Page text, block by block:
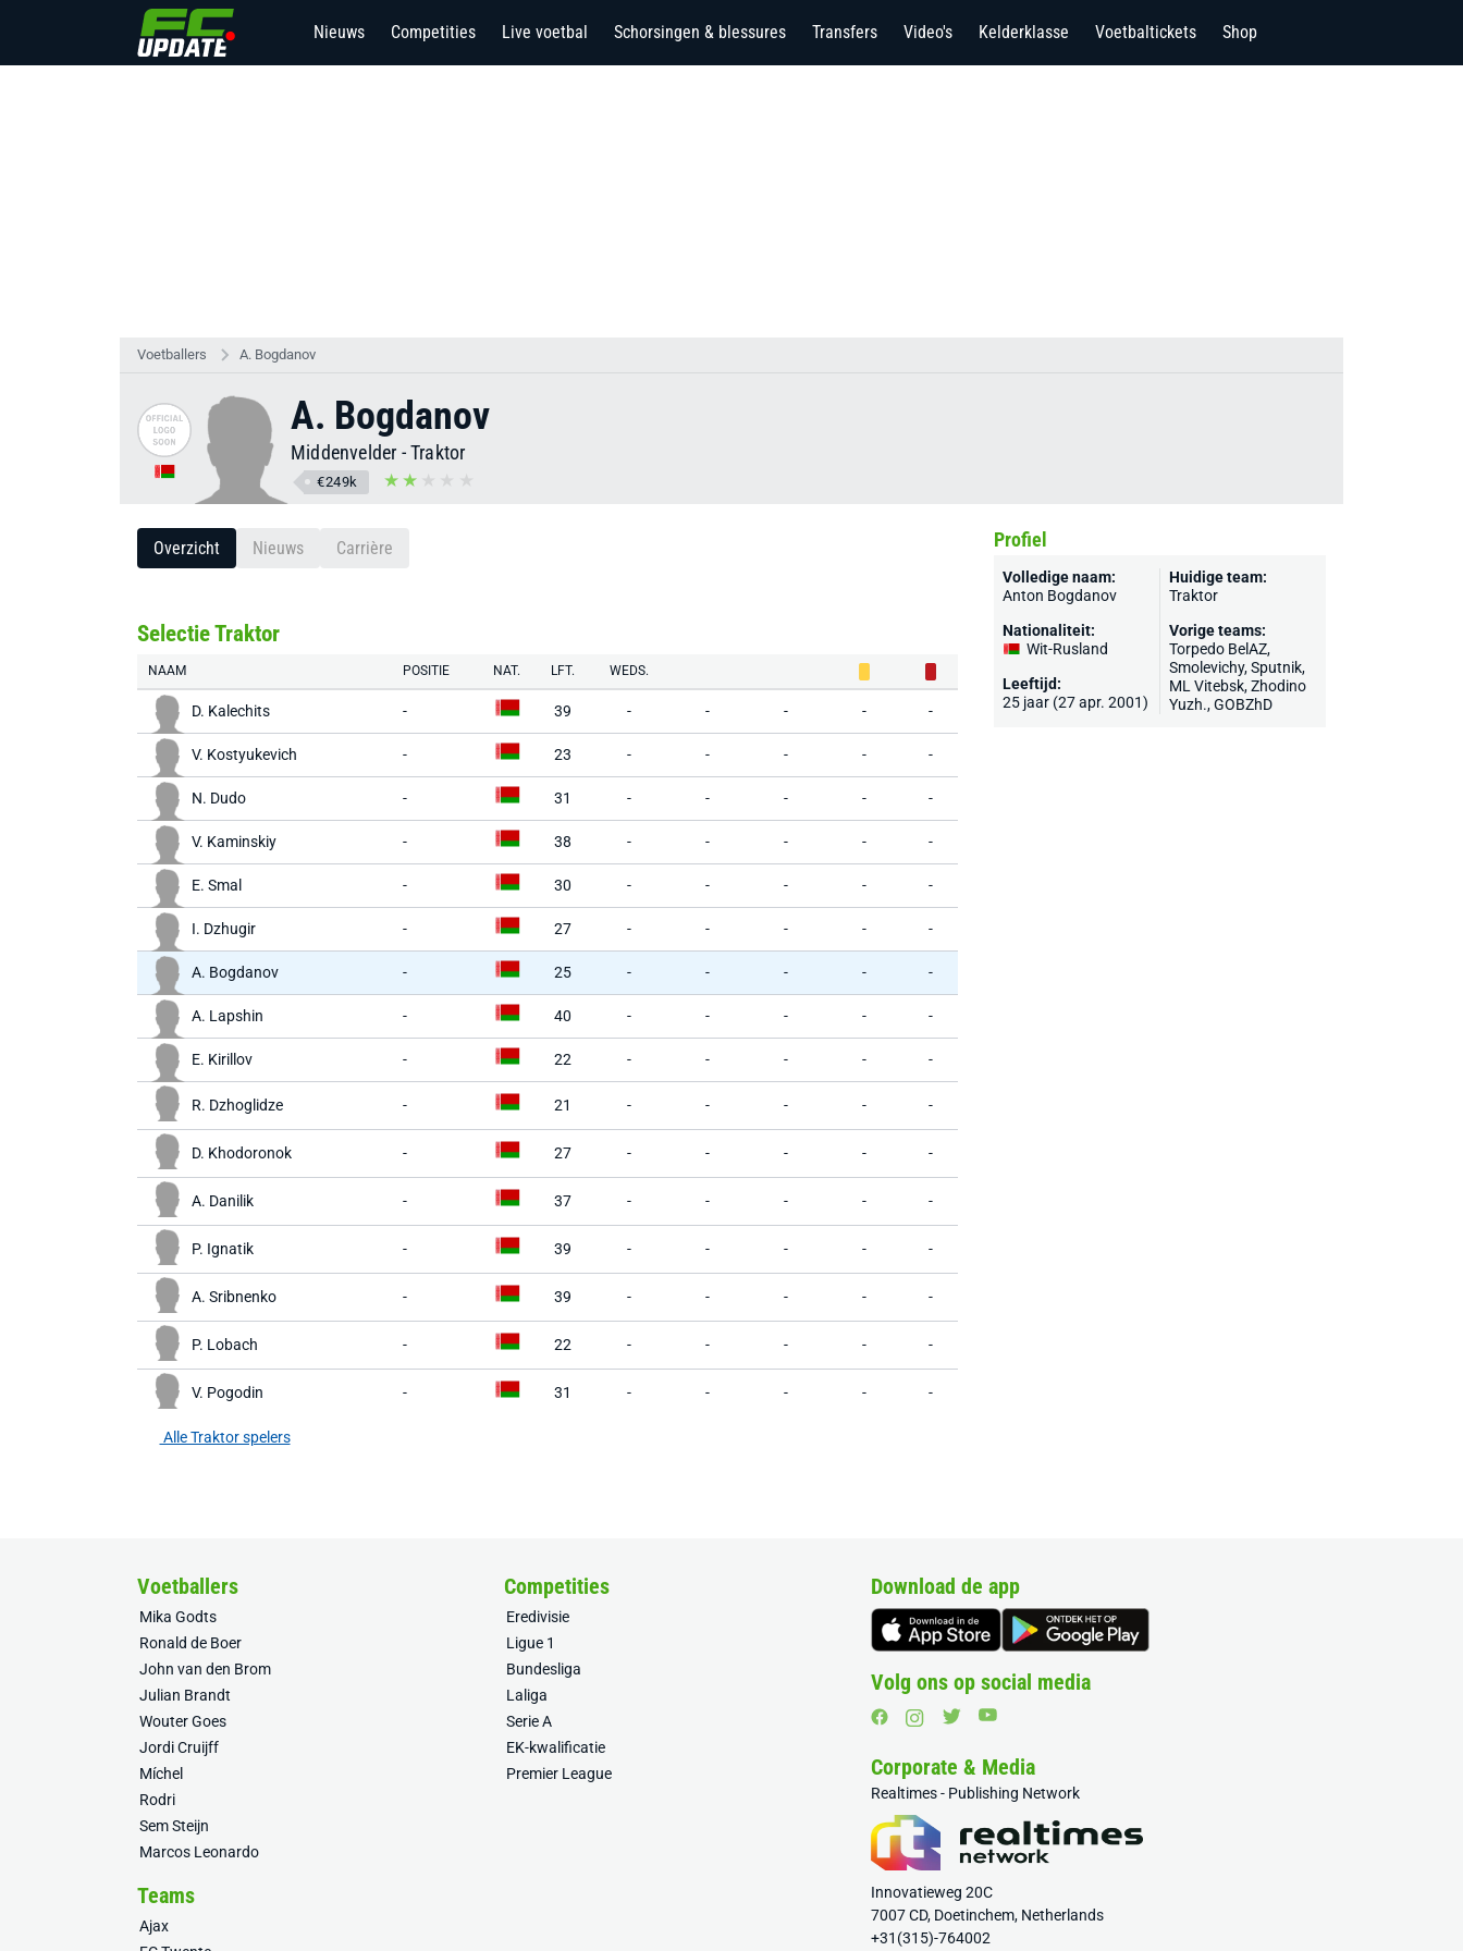
Nieuws Competities Live voetbal Schorsingen & blessures Transfers Video's Kelderklasse Voetbaltickets Shop
Voetballers A. Bogdanov
A. Bogdanov
Middenvelder -Traktor
€249k
Overzicht Nieuws Carrière
Selectie Traktor
NAAM POSITIE NAT. LFT. WEDS.
D. Kalechits - 39 - - - - -
V. Kostyukevich - 23 - - - - -
N. Dudo - 31 - - - - -
V. Kaminskiy - 38 - - - - -
E. Smal - 30 - - - - -
I. Dzhugir - 27 - - - - -
A. Bogdanov - 25 - - - - -
A. Lapshin - 40 - - - - -
E. Kirillov - 22 - - - - -
R. Dzhoglidze - 21 - - - - -
D. Khodoronok - 27 - - - - -
A. Danilik - 37 - - - - -
P. Ignatik - 39 - - - - -
A. Sribnenko - 39 - - - - -
P. Lobach - 22 - - - - -
V. Pogodin - 31 - - - - -
Alle Traktor spelers
Profiel
Volledige naam:
Anton Bogdanov
Nationaliteit:
Wit-Rusland
Leeftijd:
25 jaar (27 apr. 2001)
Huidige team:
Traktor
Vorige teams:
Torpedo BelAZ,
Smolevichy, Sputnik,
ML Vitebsk, Zhodino
Yuzh., GOBZhD
Voetballers
Mika Godts
Ronald de Boer
John van den Brom
Julian Brandt
Wouter Goes
Jordi Cruijff
Míchel
Rodri
Sem Steijn
Marcos Leonardo
Competities
Eredivisie
Ligue 1
Bundesliga
Laliga
Serie A
EK-kwalificatie
Premier League
Teams
Ajax
Download de app
Volg ons op social media
Corporate & Media
Realtimes - Publishing Network
Innovatieweg 20C
7007 CD, Doetinchem, Netherlands
+31(315)-764002